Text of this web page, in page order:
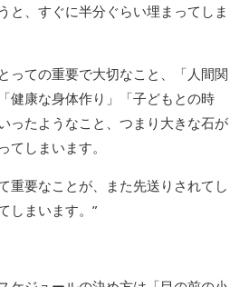
と、すぐに半分ぐらい埋まってしま
っての重要で大切なこと、「人間関
健康な身体作り」「子どもとの時
ったようなこと、つまり大きな石が
てしまいます。
重要なことが、また先送りされてし
しまいます。”